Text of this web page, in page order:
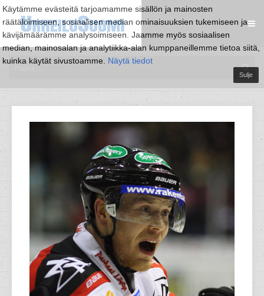
Käytämme evästeitä tarjoamamme sisällön ja mainosten
räätälöimiseen, sosiaalisen median ominaisuuksien tukemiseen ja
kävijämäärämme analysoimiseen. Jaamme myös sosiaalisen
median, mainosalan ja analytiikka-alan kumppaneillemme tietoa siitä,
kuinka käytät sivustoamme. Näytä tiedot
Sulje